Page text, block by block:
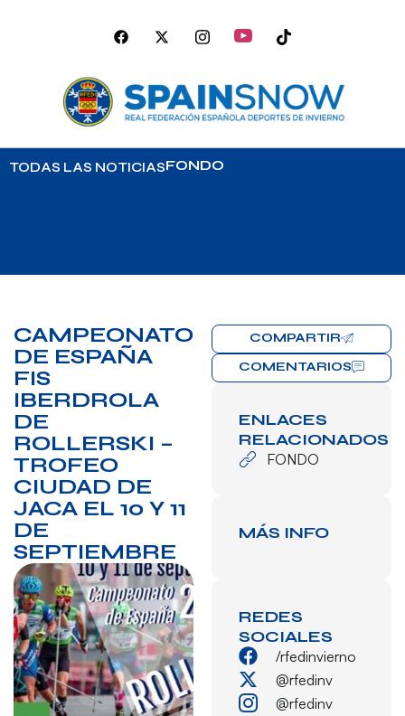
TODAS LAS NOTICIASFONDO
CAMPEONATO
DE ESPAÑA
FIS
IBERDROLA
DE
ROLLERSKI –
TROFEO
CIUDAD DE
JACA EL 10 Y 11
DE
SEPTIEMBRE
COMPARTIR
COMENTARIOS
ENLACES
RELACIONADOS
FONDO
MÁS INFO
REDES
SOCIALES
/rfedinvierno
@rfedinv
@rfedinv